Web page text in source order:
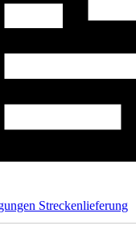
Streckenlieferung